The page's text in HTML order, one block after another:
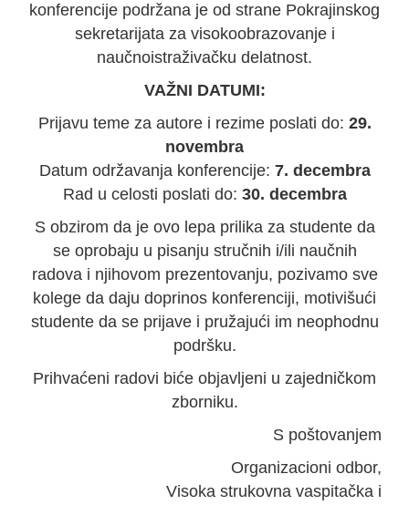
konferencije podržana je od strane Pokrajinskog
sekretarijata za visokoobrazovanje i
naučnoistraživačku delatnost.
VAŽNI DATUMI:
Prijavu teme za autore i rezime poslati do: 29.
novembra
Datum održavanja konferencije: 7. decembra
Rad u celosti poslati do: 30. decembra
S obzirom da je ovo lepa prilika za studente da
se oprobaju u pisanju stručnih i/ili naučnih
radova i njihovom prezentovanju, pozivamo sve
kolege da daju doprinos konferenciji, motivišući
studente da se prijave i pružajući im neophodnu
podršku.
Prihvaćeni radovi biće objavljeni u zajedničkom
zborniku.
S poštovanjem
Organizacioni odbor,
Visoka strukovna vaspitačka i